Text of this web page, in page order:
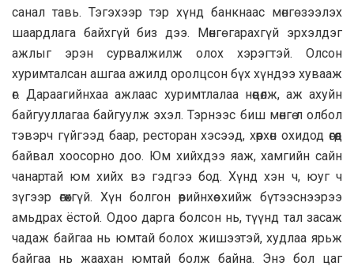
санал тавь. Тэгэхээр тэр хүнд банкнаас мөнгө зээлэх
шаардлага байхгүй биз дээ. Мөнгө гарахгүй эрхэлдэг
ажлыг эрэн сурвалжилж олох хэрэгтэй. Олсон
хуримталсан ашгаа ажилд оролцсон бүх хүндээ хувааж
өг. Дараагийнхаа ажлаас хуримтлалаа нөөцөлж, аж ахуйн
байгууллагаа байгуулж эхэл. Тэрнээс биш мөнгө л олбол
тэвэрч гүйгээд баар, ресторан хэсээд, хөөрхөн охидод өгөөд
байвал хоосорно доо. Юм хийхдээ яаж, хамгийн сайн
чанартай юм хийх вэ гэдгээ бод. Хүнд хэн ч, юуг ч
зүгээр өгөхгүй. Хүн болгон өөрийнхөө хийж бүтээснээрээ
амьдрах ёстой. Одоо дарга болсон нь, түүнд тал засаж
чадаж байгаа нь юмтай болох жишээтэй, худлаа ярьж
байгаа нь жаахан юмтай болж байна. Энэ бол цаг